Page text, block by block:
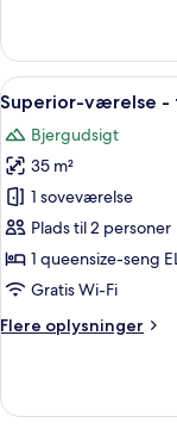
dobbeltværelse
balkon
Indlæs
alle
billeder
af
Superior-
værelse
-
terrasse
bjergudsigt
6
Superior-værelse -
Bjergudsigt
35 m²
1 soveværelse
Plads til 2 personer
1 queensize-seng
Gratis Wi-Fi
Flere oplysninger
Flere
værelse